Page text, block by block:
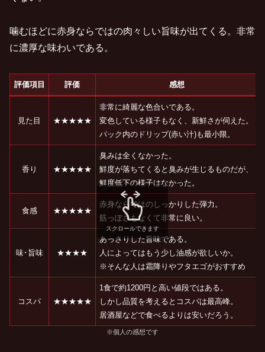
噛むほどに赤身ならではの肉々しい旨味が出てくる。非常
に濃厚な味わいである。
評価項目 評価 感想
見た目 ★★★★★
非常に綺麗な色合いである。
変色している様子もなく、新鮮さが伺えた。
パック内のドリップ(赤い汁)も最小限。
香り ★★★★★
臭みは全くなかった。
鮮度が落ちてくると臭みが生じるものだが、
鮮度低下の様子はなかった。
食感 ★★★★★
赤身ならではのしっかりした弾力。
筋っぽさもなくて非常に良い。
味･旨味 ★★★★
あっさりした旨味である。
人によってはもう少し油感が欲しいか。
※そんな人は霜降りやフタエゴがおすすめ
コスパ ★★★★★
1食で約1200円と高い値段ではある。
しかし品質を考えるとコスパは最高峰。
居酒屋などで食べるよりは安いだろう。
スクロールできます
※個人の感想です